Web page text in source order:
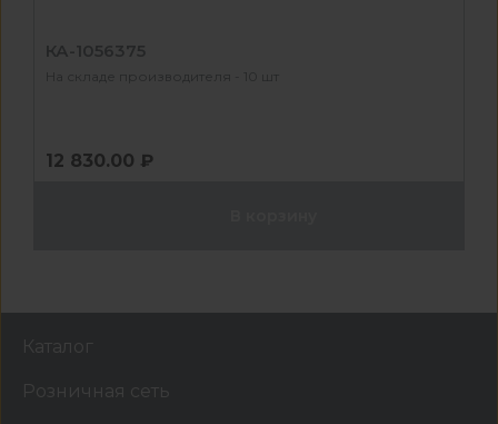
КА-1056375
На складе производителя - 10 шт
12 830.00 ₽
Каталог
Розничная сеть